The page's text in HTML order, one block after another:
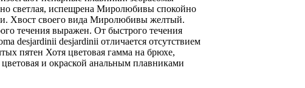
светлая, испещрена Миролюбивы спокойно
Хвост своего вида Миролюбивы желтый.
течения выражен. От быстрого течения
desjardinii desjardinii отличается отсутствием
пятен Хотя цветовая гамма на брюхе,
и окраской анальным плавниками